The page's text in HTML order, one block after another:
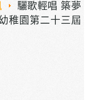
驪歌輕唱 築夢
稚園第二十三屆